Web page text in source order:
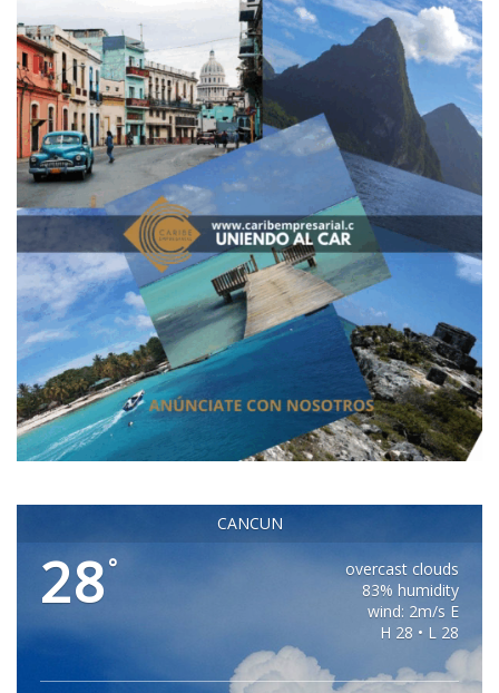
CANCUN
28°
overcast clouds
83% humidity
wind: 2m/s E
H 28 • L 28